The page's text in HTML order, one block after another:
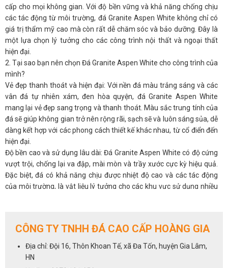
cấp cho mọi không gian. Với độ bền vững và khả năng chống chịu
các tác động từ môi trường, đá Granite Aspen White không chỉ có
giá trị thẩm mỹ cao mà còn rất dễ chăm sóc và bảo dưỡng. Đây là
một lựa chọn lý tưởng cho các công trình nội thất và ngoại thất
hiện đại.
2. Tại sao bạn nên chọn Đá Granite Aspen White cho công trình của
mình?
Vẻ đẹp thanh thoát và hiện đại: Với nền đá màu trắng sáng và các
vân đá tự nhiên xám, đen hòa quyện, đá Granite Aspen White
mang lại vẻ đẹp sang trọng và thanh thoát. Màu sắc trung tính của
đá sẽ giúp không gian trở nên rộng rãi, sạch sẽ và luôn sáng sủa, dễ
dàng kết hợp với các phong cách thiết kế khác nhau, từ cổ điển đến
hiện đại.
Độ bền cao và sử dụng lâu dài: Đá Granite Aspen White có độ cứng
vượt trội, chống lại va đập, mài mòn và trầy xước cực kỳ hiệu quả.
Đặc biệt, đá có khả năng chịu được nhiệt độ cao và các tác động
của môi trường, là vật liệu lý tưởng cho các khu vực sử dụng nhiều
chọn lý tưởng cho các khu vực bếp, quầy bar hay các không gian có
nhiệt độ thay đổi liên tục. Đặc biệt, đá granite này cũng chống ẩm
cực kỳ hiệu quả, bảo vệ bề mặt luôn khô ráo và sạch sẽ.
CÔNG TY TNHH ĐÁ CAO CẤP HOÀNG GIA
Địa chỉ: Đội 16, Thôn Khoan Tế, xã Đa Tốn, huyện Gia Lâm,
HN